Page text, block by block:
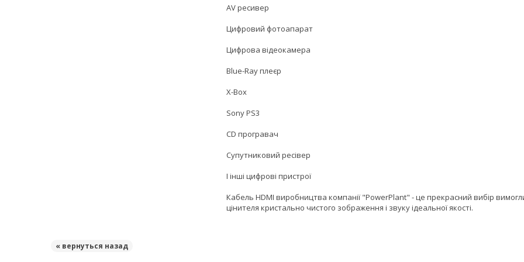
AV ресивер
Цифровий фотоапарат
Цифрова відеокамера
Blue-Ray плеєр
X-Box
Sony PS3
CD програвач
Супутниковий ресівер
І інші цифрові пристрої
Кабель HDMI виробництва компанії "PowerPlant" - це прекрасний вибір
цінителя кристально чистого зображення і звуку ідеальної якості.
« вернуться назад